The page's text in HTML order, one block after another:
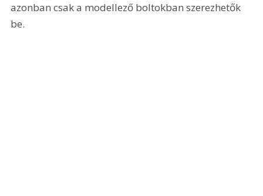
azonban csak a modellező boltokban szerezhetők
be.